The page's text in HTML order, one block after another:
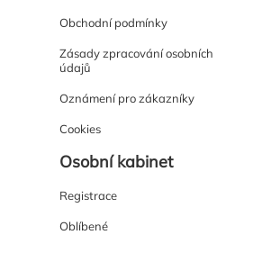
Obchodní podmínky
Zásady zpracování osobních
údajů
Oznámení pro zákazníky
Cookies
Osobní kabinet
Registrace
Oblíbené